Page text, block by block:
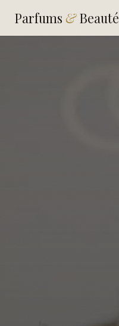
Parfums &Beauté